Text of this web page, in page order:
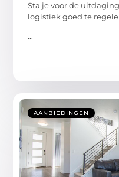
Sta je voor de
logistiek goed te
...
AANBIEDINGEN